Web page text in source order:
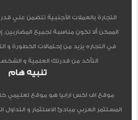
التجارة بالعملات الأجنبية تتضمن علي
الممكن ألا تكون مناسبة لجميع المضاربين,
في التجاره يزيد من إحتمالات الخطورة و
التأكد من قدرتك العلمية و
تنبيه هام
موقع اف اكس ارابيا هو موقع تعليمي
المستثمر العربي مبادئ الاستثمار و